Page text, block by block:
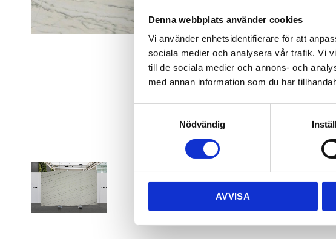
Denna webbplats använder cookies
Vi använder enhetsidentifierare för att
sociala medier och analysera vår trafik. Vi
till de sociala medier och annons- och
med annan information som du har
Nödvändig
AVVISA